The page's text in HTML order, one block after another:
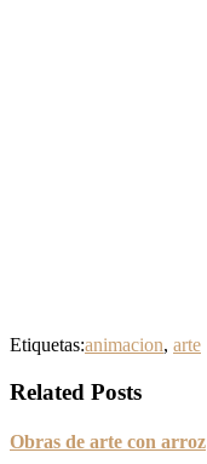
Etiquetas:animacion, arte
Related Posts
Obras de arte con arroz